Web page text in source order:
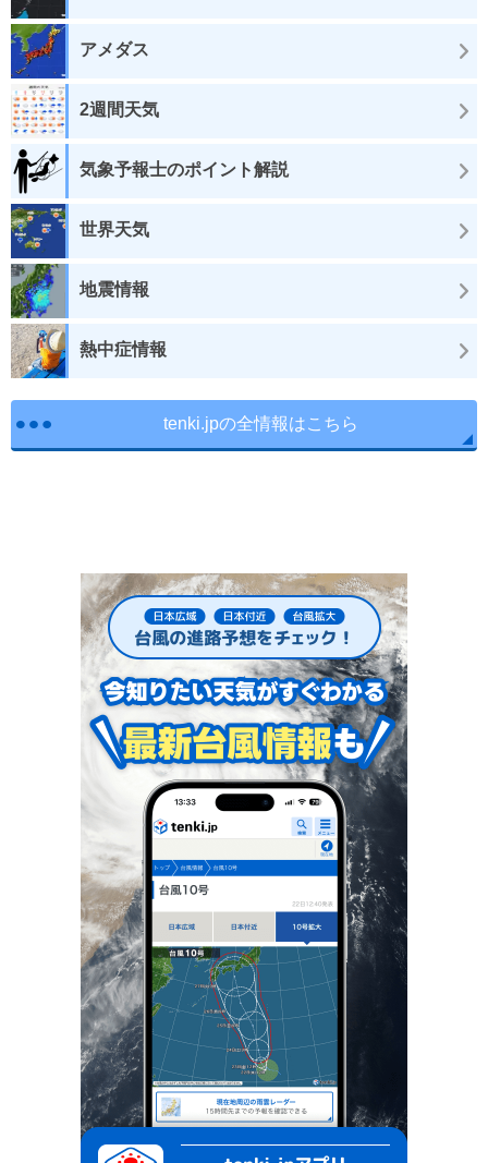
アメダス
2週間天気
気象予報士のポイント解説
世界天気
地震情報
熱中症情報
tenki.jpの全情報はこちら